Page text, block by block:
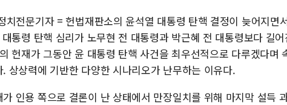
한
美
가
치전문기자 = 헌법재판소의 윤석열 대통령 탄핵 결정이 늦어지면
통령 탄핵 심리가 노무현 전 대통령과 박근혜 전 대통령보다 길
헌재가 그동안 윤 대통령 탄핵 사건을 최우선적으로 다루겠다며
상상력에 기반한 다양한 시나리오가 난무하는 이유다.
인용 쪽으로 결론이 난 상태에서 만장일치를 위해 마지막 설득